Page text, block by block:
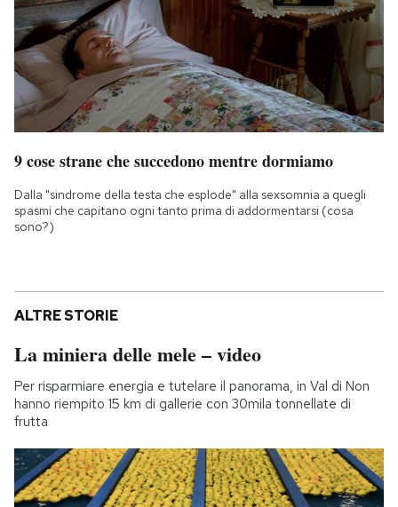
9 cose strane che succedono mentre dormiamo
Dalla "sindrome della testa che esplode" alla sexsomnia a quegli
spasmi che capitano ogni tanto prima di addormentarsi (cosa
sono?)
ALTRE STORIE
La miniera delle mele – video
Per risparmiare energia e tutelare il panorama, in Val di Non
hanno riempito 15 km di gallerie con 30mila tonnellate di
frutta